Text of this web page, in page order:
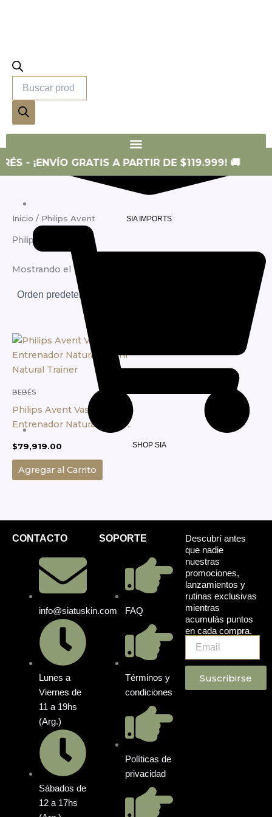
SIA IMPORTS
SHOP SIA
- ¡ENVÍO GRATIS A PARTIR DE $119.999! 🚚
Inicio / Philips Avent
Philips Avent
Mostrando el único resultado
BEBÉS
Philips Avent Vaso
Entrenador Natural 150ml
$79,919.00
Agregar al Carrito
CONTACTO
info@siatuskin.com
Lunes a
Viernes de
11 a 19hs
(Arg.)
Sábados de
12 a 17hs
SOPORTE
FAQ
Términos y
condiciones
Políticas de
privacidad
Descubrí antes
que nadie
nuestras
promociones,
lanzamientos y
rutinas exclusivas
mientras
acumulás puntos
en cada compra.
Suscribirse